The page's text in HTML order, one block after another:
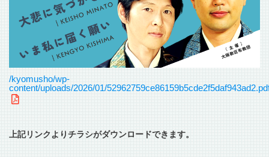
/kyomusho/wp-
content/uploads/2026/01/
上記リンクよりチラシがダウンロードできます。